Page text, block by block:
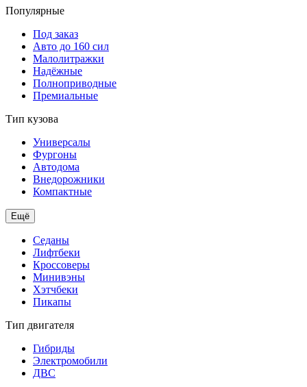
Популярные
Под заказ
Авто до 160 сил
Малолитражки
Надёжные
Полноприводные
Премиальные
Тип кузова
Универсалы
Фургоны
Автодома
Внедорожники
Компактные
Ещё
Седаны
Лифтбеки
Кроссоверы
Минивэны
Хэтчбеки
Пикапы
Тип двигателя
Гибриды
Электромобили
ДВС